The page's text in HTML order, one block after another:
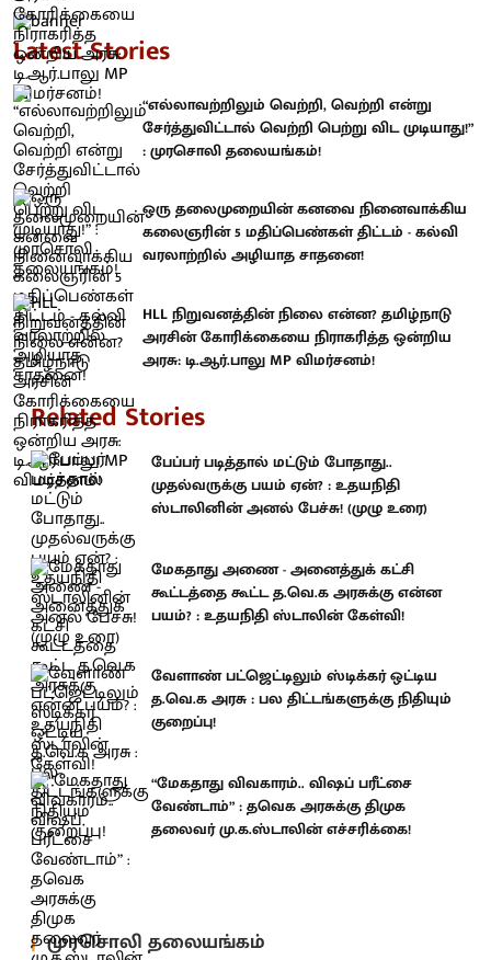
Latest Stories
“எல்லாவற்றிலும் வெற்றி, வெற்றி என்று
சேர்த்துவிட்டால் வெற்றி பெற்று விட முடியாது!”
: முரசொலி தலையங்கம்!
ஒரு தலைமுறையின் கனவை நினைவாக்கிய
கலைஞரின் 5 மதிப்பெண்கள் திட்டம் - கல்வி
வரலாற்றில் அழியாத சாதனை!
HLL நிறுவனத்தின் நிலை என்ன? தமிழ்நாடு
அரசின் கோரிக்கையை நிராகரித்த ஒன்றிய
அரசு: டி.ஆர்.பாலு MP விமர்சனம்!
Related Stories
பேப்பர் படித்தால் மட்டும் போதாது..
முதல்வருக்கு பயம் ஏன்? : உதயநிதி
ஸ்டாலினின் அனல் பேச்சு! (முழு உரை)
மேகதாது அணை - அனைத்துக் கட்சி
கூட்டத்தை கூட்ட த.வெ.க அரசுக்கு என்ன
பயம்? : உதயநிதி ஸ்டாலின் கேள்வி!
வேளாண் பட்ஜெட்டிலும் ஸ்டிக்கர் ஒட்டிய
த.வெ.க அரசு : பல திட்டங்களுக்கு நிதியும்
குறைப்பு!
“மேகதாது விவகாரம்.. விஷப் பரீட்சை
வேண்டாம்” : தவெக அரசுக்கு திமுக
தலைவர் மு.க.ஸ்டாலின் எச்சரிக்கை!
முரசொலி தலையங்கம்